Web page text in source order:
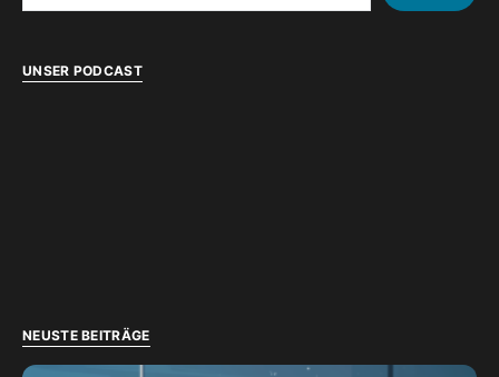
UNSER PODCAST
NEUSTE BEITRÄGE